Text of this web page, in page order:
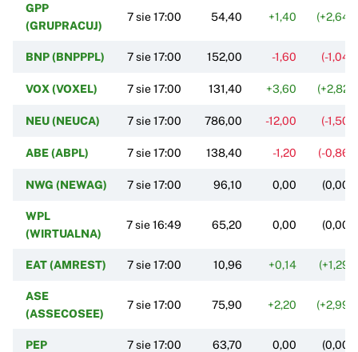
GPP
(GRUPRACUJ)
7 sie 17:00 54,40 +1,40
BNP (BNPPPL) 7 sie 17:00 152,00 -1,60 (-
VOX (VOXEL) 7 sie 17:00 131,40 +3,60
NEU (NEUCA) 7 sie 17:00 786,00 -12,00 (-
ABE (ABPL) 7 sie 17:00 138,40 -1,20 (-
NWG (NEWAG) 7 sie 17:00 96,10 0,00
WPL
(WIRTUALNA)
7 sie 16:49 65,20 0,00
EAT (AMREST) 7 sie 17:00 10,96 +0,14
ASE
(ASSECOSEE)
7 sie 17:00 75,90 +2,20
PEP 7 sie 17:00 63,70 0,00